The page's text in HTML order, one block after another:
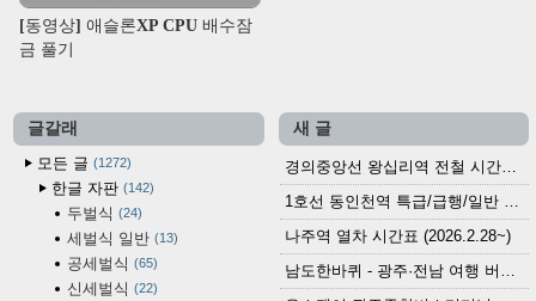
[동영상] 애슬론XP CPU 배수잠
금 풀기
글갈래
모든 글
1272
한글 자판 142
두벌식 24
세벌식 일반 13
공세벌식 65
신세벌식 22
새 글
경의중앙선 왕십리역 전철 시간표 (2026.4.20~)
나주역 열차 시간표 (2026.2.28~)